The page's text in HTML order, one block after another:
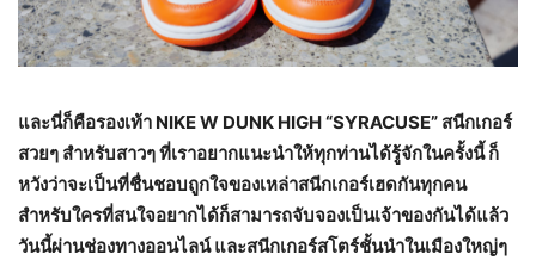
และนี่ก็คือรองเท้า NIKE W DUNK HIGH “SYRACUSE” สนีกเกอร์
สวยๆ สำหรับสาวๆ ที่เราอยากแนะนำให้ทุกท่านได้รู้จักในครั้งนี้ ก็
หวังว่าจะเป็นที่ชื่นชอบถูกใจของเหล่าสนีกเกอร์เฮดกันทุกคน
สำหรับใครที่สนใจอยากได้ก็สามารถจับจองเป็นเจ้าของกันได้แล้ว
วันนี้ผ่านช่องทางออนไลน์ และสนีกเกอร์สโตร์ชั้นนำในเมืองใหญ่ๆ